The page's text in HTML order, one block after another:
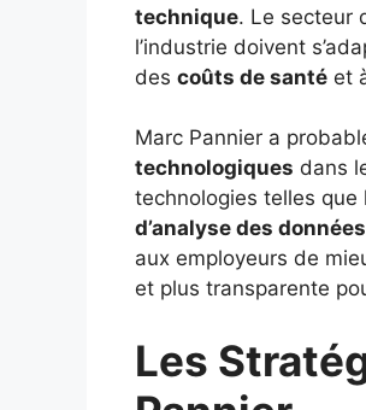
technique. Le secteur
l’industrie doivent
des coûts de santé et
Marc Pannier a
technologiques dans
technologies telles que
d’analyse des données
aux employeurs de
et plus transparente
Les